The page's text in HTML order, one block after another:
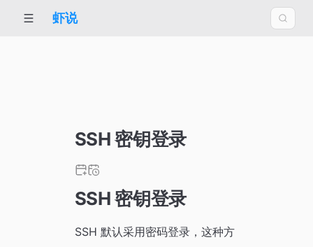
虾说
SSH 密钥登录
SSH 密钥登录
SSH 默认采用密码登录，这种方